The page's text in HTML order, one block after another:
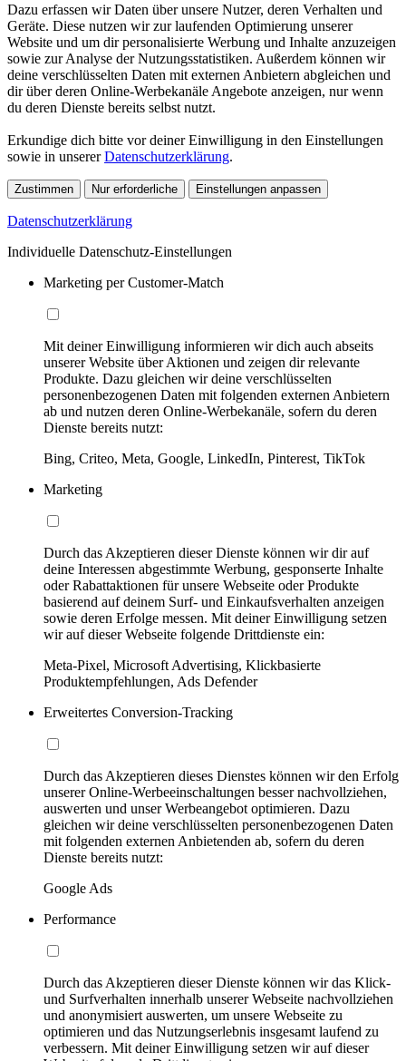
Dazu erfassen wir Daten über unsere Nutzer, deren Verhalten und
Geräte. Diese nutzen wir zur laufenden Optimierung unserer
Website und um dir personalisierte Werbung und Inhalte anzuzeigen
sowie zur Analyse der Nutzungsstatistiken. Außerdem können wir
deine verschlüsselten Daten mit externen Anbietern abgleichen und
dir über deren Online-Werbekanäle Angebote anzeigen, nur wenn
du deren Dienste bereits selbst nutzt.
Erkundige dich bitte vor deiner Einwilligung in den Einstellungen
sowie in unsererDatenschutzerklärung.
Zustimmen Nur erforderliche Einstellungen anpassen
Datenschutzerklärung
Individuelle Datenschutz-Einstellungen
Marketing per Customer-Match
Mit deiner Einwilligung informieren wir dich auch abseits
unserer Website über Aktionen und zeigen dir relevante
Produkte. Dazu gleichen wir deine verschlüsselten
personenbezogenen Daten mit folgenden externen Anbietern
ab und nutzen deren Online-Werbekanäle, sofern du deren
Dienste bereits nutzt:
Bing, Criteo, Meta, Google, LinkedIn, Pinterest, TikTok
Marketing
Durch das Akzeptieren dieser Dienste können wir dir auf
deine Interessen abgestimmte Werbung, gesponserte Inhalte
oder Rabattaktionen für unsere Webseite oder Produkte
basierend auf deinem Surf- und Einkaufsverhalten anzeigen
sowie deren Erfolge messen. Mit deiner Einwilligung setzen
wir auf dieser Webseite folgende Drittdienste ein:
Meta-Pixel, Microsoft Advertising, Klickbasierte
Produktempfehlungen, Ads Defender
Erweitertes Conversion-Tracking
Durch das Akzeptieren dieses Dienstes können wir den Erfolg
unserer Online-Werbeeinschaltungen besser nachvollziehen,
auswerten und unser Werbeangebot optimieren. Dazu
gleichen wir deine verschlüsselten personenbezogenen Daten
mit folgenden externen Anbietenden ab, sofern du deren
Dienste bereits nutzt:
Google Ads
Performance
Durch das Akzeptieren dieser Dienste können wir das Klick-
und Surfverhalten innerhalb unserer Webseite nachvollziehen
und anonymisiert auswerten, um unsere Webseite zu
optimieren und das Nutzungserlebnis insgesamt laufend zu
verbessern. Mit deiner Einwilligung setzen wir auf dieser